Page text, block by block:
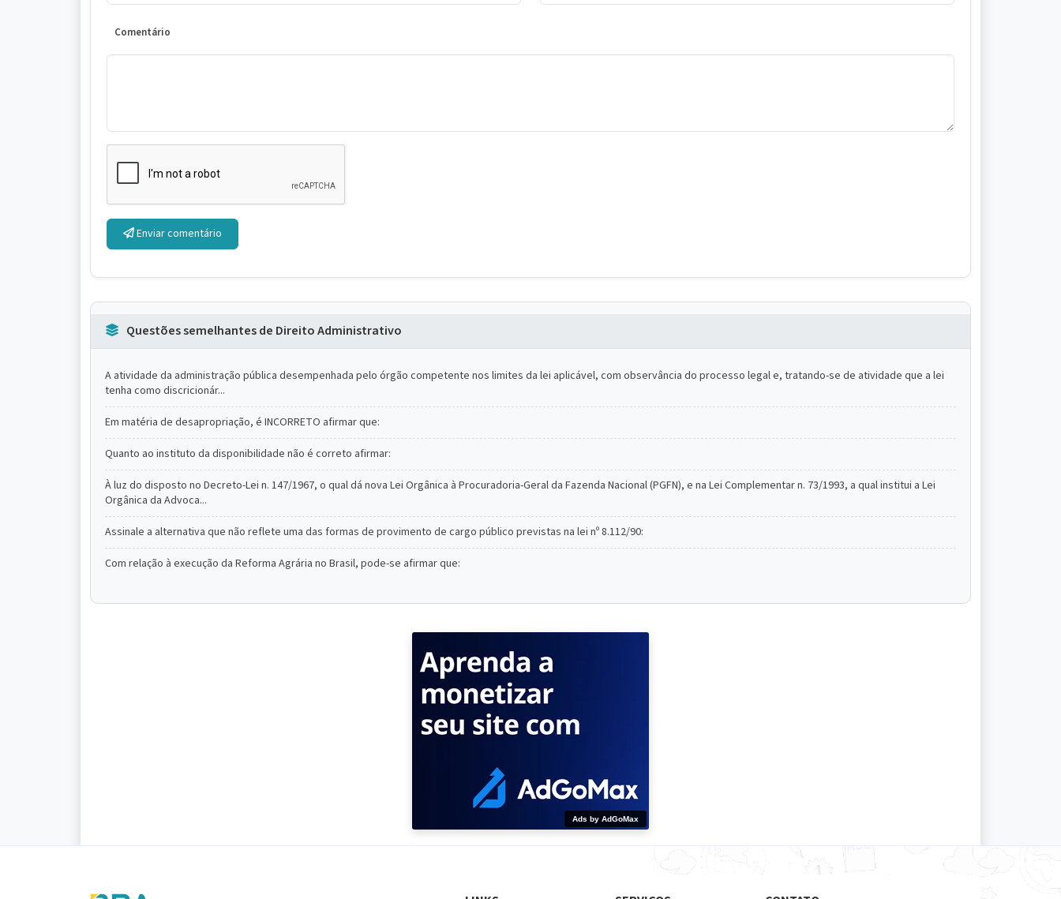
Comentário
Enviar comentário
Questões semelhantes de Direito Administrativo
A atividade da administração pública desempenhada pelo órgão competente nos limites da lei aplicável, com observância do processo legal e, tratando-se de atividade que a lei
tenha como discricionár...
Em matéria de desapropriação, é INCORRETO afirmar que:
Quanto ao instituto da disponibilidade não é correto afirmar:
À luz do disposto no Decreto-Lei n. 147/1967, o qual dá nova Lei Orgânica à Procuradoria-Geral da Fazenda Nacional (PGFN), e na Lei Complementar n. 73/1993, a qual institui a Lei
Orgânica da Advoca...
Assinale a alternativa que não reflete uma das formas de provimento de cargo público previstas na lei nº 8.112/90:
Com relação à execução da Reforma Agrária no Brasil, pode-se afirmar que:
Ads by AdGoMax